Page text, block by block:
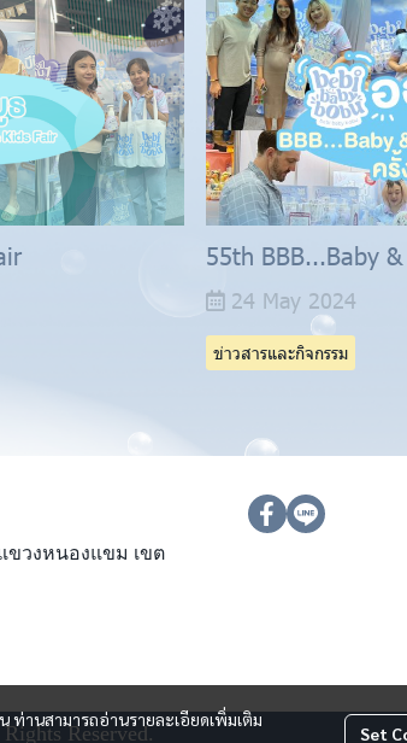
55th BBB...Baby
24 May 2024
ข่าวสารและกิจกรรม
านสามารถอ่านรายละเอียดเพิ่มเติม
Set
ขวงหนองแขม เขต
Reserved.